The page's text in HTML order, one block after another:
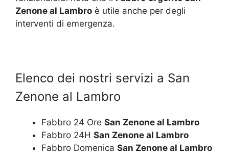
Zenone al Lambro è utile anche per degli
interventi di emergenza.
Elenco dei nostri servizi a San
Zenone al Lambro
Fabbro 24 Ore San Zenone al Lambro
Fabbro 24H San Zenone al Lambro
Fabbro Domenica San Zenone al Lambro